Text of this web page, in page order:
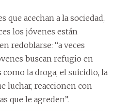
que acechan a la sociedad,
los jóvenes están
redoblarse: “a veces
buscan refugio en
la droga, el suicidio, la
luchar, reaccionen con
que le agreden”.